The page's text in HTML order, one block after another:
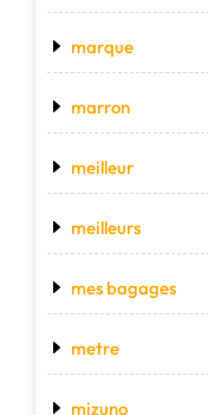
marque
marron
meilleur
meilleurs
mes bagages
metre
mizuno